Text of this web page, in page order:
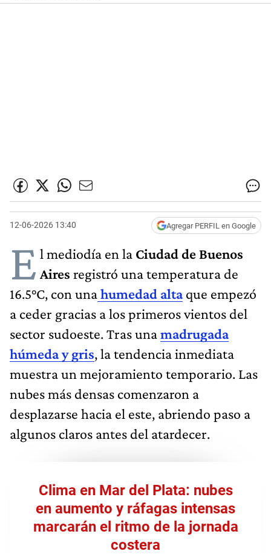
12-06-2026 13:40 Agregar PERFIL en Google
E l mediodía en la Ciudad de Buenos
Aires registró una temperatura de
16.5°C, con unahumedad alta que empezó
a ceder gracias a los primeros vientos del
sector sudoeste. Tras unamadrugada
húmeda y gris, la tendencia inmediata
muestra un mejoramiento temporario. Las
nubes más densas comenzaron a
desplazarse hacia el este, abriendo paso a
algunos claros antes del atardecer.
Clima en Mar del Plata: nubes
en aumento y ráfagas intensas
marcarán el ritmo de la jornada
costera